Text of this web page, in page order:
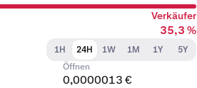
Verkäufer
35,3 %
1H 24H 1W 1M 1Y
5Y
Öffnen
0,0000013 €